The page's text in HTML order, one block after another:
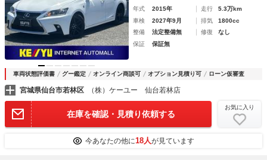
年式 2015年 走行
5.3万km
車検
2027年9月 排気
1800cc
整備
法定整備無 修復
なし
保証
保証無
車両状態評価書 グー鑑定 オンライン商談可 オプション見積り可 ローン仮審査
宮城県仙台市若林区 （株）ケーユー 仙台若林店
在庫を確認・見積り依頼する
お気に入り
今あなたの他に18人が見ています